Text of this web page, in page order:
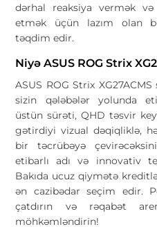
dərhal reaksiya vermək
etmək üçün lazım olan
təqdim edir.
Niyə ASUS ROG Strix
ASUS ROG Strix
sizin qələbələr yolunda
üstün sürəti, QHD təsvir
gətirdiyi vizual dəqiqliklə,
bir təcrübəyə
etibarlı adı və innovativ
Bakıda ucuz qiymətə
ən cazibədar seçim edir.
çatdırın və rəqabət
möhkəmləndirin!